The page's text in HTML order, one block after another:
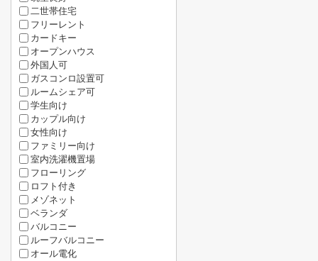
二世帯住宅
フリーレント
カードキー
オープンハウス
外国人可
ガスコンロ設置可
ルームシェア可
学生向け
カップル向け
女性向け
ファミリー向け
室内洗濯機置場
フローリング
ロフト付き
メゾネット
ベランダ
バルコニー
ルーフバルコニー
オール電化